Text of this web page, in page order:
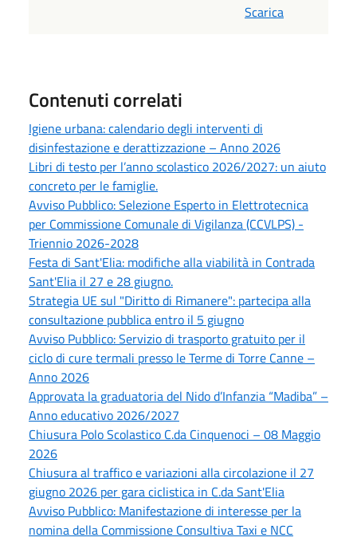
Scarica
Contenuti correlati
Igiene urbana: calendario degli interventi di
disinfestazione e derattizzazione – Anno 2026
Libri di testo per l’anno scolastico 2026/2027: un aiuto
concreto per le famiglie.
Avviso Pubblico: Selezione Esperto in Elettrotecnica
per Commissione Comunale di Vigilanza (CCVLPS) -
Triennio 2026-2028
Festa di Sant'Elia: modifiche alla viabilità in Contrada
Sant'Elia il 27 e 28 giugno.
Strategia UE sul "Diritto di Rimanere": partecipa alla
consultazione pubblica entro il 5 giugno
Avviso Pubblico: Servizio di trasporto gratuito per il
ciclo di cure termali presso le Terme di Torre Canne –
Anno 2026
Approvata la graduatoria del Nido d’Infanzia “Madiba” –
Anno educativo 2026/2027
Chiusura Polo Scolastico C.da Cinquenoci – 08 Maggio
2026
Chiusura al traffico e variazioni alla circolazione il 27
giugno 2026 per gara ciclistica in C.da Sant'Elia
Avviso Pubblico: Manifestazione di interesse per la
nomina della Commissione Consultiva Taxi e NCC